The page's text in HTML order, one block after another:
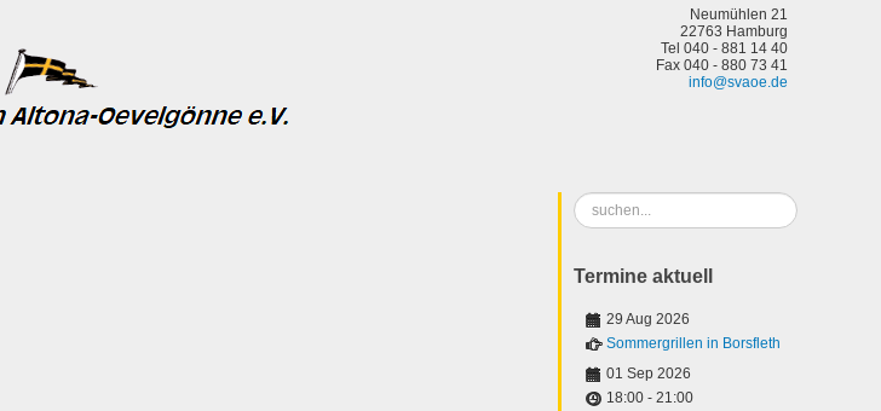
Neumühlen 21
22763 Hamburg
Tel 040 - 881 14 40
Fax 040 - 880 73 41
info@svaoe.de
Suchen
...
Termine aktuell
29 Aug 2026
Sommergrillen in Borsfleth
01 Sep 2026
18:00 - 21:00